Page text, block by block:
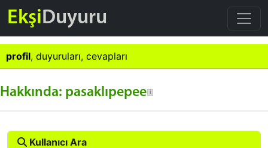
EkşiDuyuru
profil, duyuruları, cevapları
Hakkında: pasaklıpepee
Kullanıcı Ara